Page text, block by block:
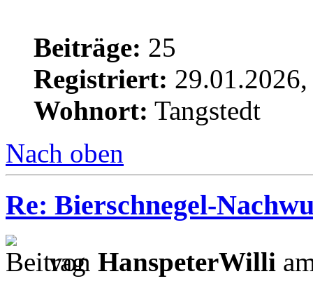
Beiträge: 25
Registriert:
Wohnort: Tangstedt
Nach oben
Re: Bierschnegel-
von HanspeterWilli